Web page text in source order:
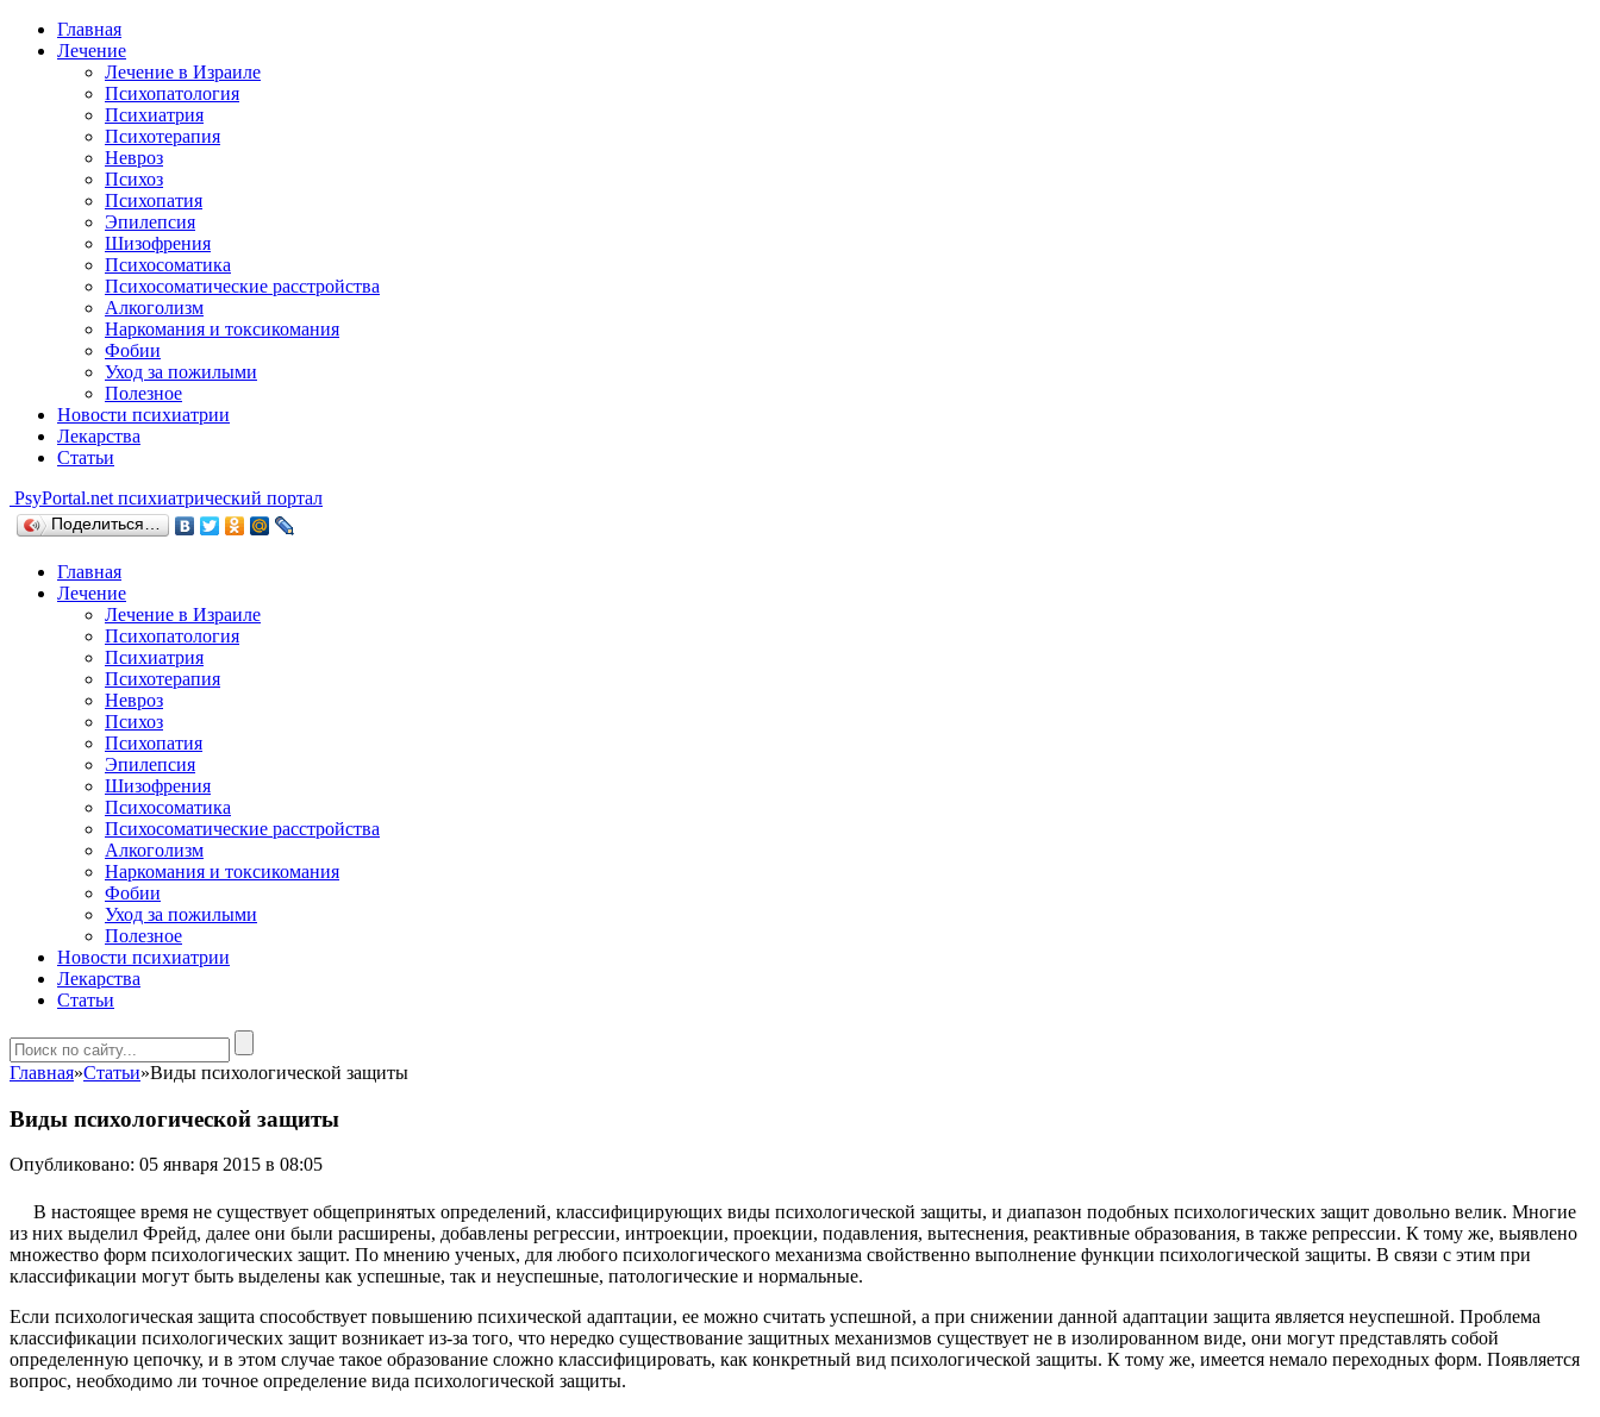
Главная
Лечение
Лечение в Израиле
Психопатология
Психиатрия
Психотерапия
Невроз
Психоз
Психопатия
Эпилепсия
Шизофрения
Психосоматика
Психосоматические расстройства
Алкоголизм
Наркомания и токсикомания
Фобии
Уход за пожилыми
Полезное
Новости психиатрии
Лекарства
Статьи
PsyPortal.net психиатрический портал
Поделиться…
Главная
Лечение
Лечение в Израиле
Психопатология
Психиатрия
Психотерапия
Невроз
Психоз
Психопатия
Эпилепсия
Шизофрения
Психосоматика
Психосоматические расстройства
Алкоголизм
Наркомания и токсикомания
Фобии
Уход за пожилыми
Полезное
Новости психиатрии
Лекарства
Статьи
Главная»Статьи»Виды психологической защиты
Виды психологической защиты
Опубликовано: 05 января 2015 в 08:05
В настоящее время не существует общепринятых определений, классифицирующих виды психологической защиты, и диапазон подобных психологических защит довольно велик. Многие
из них выделил Фрейд, далее они были расширены, добавлены регрессии, интроекции, проекции, подавления, вытеснения, реактивные образования, в также репрессии. К тому же, выявлено
множество форм психологических защит. По мнению ученых, для любого психологического механизма свойственно выполнение функции психологической защиты. В связи с этим при
классификации могут быть выделены как успешные, так и неуспешные, патологические и нормальные.
Если психологическая защита способствует повышению психической адаптации, ее можно считать успешной, а при снижении данной адаптации защита является неуспешной. Проблема
классификации психологических защит возникает из-за того, что нередко существование защитных механизмов существует не в изолированном виде, они могут представлять собой
определенную цепочку, и в этом случае такое образование сложно классифицировать, как конкретный вид психологической защиты. К тому же, имеется немало переходных форм. Появляется
вопрос, необходимо ли точное определение вида психологической защиты.